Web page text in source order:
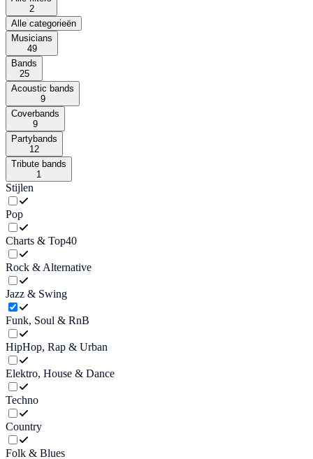
2
Alle categorieën
Musicians
49
Bands
25
Acoustic bands
9
Coverbands
9
Partybands
12
Tribute bands
1
Stijlen
Pop
Charts & Top40
Rock & Alternative
Jazz & Swing
Funk, Soul & RnB
HipHop, Rap & Urban
Elektro, House & Dance
Techno
Country
Folk & Blues